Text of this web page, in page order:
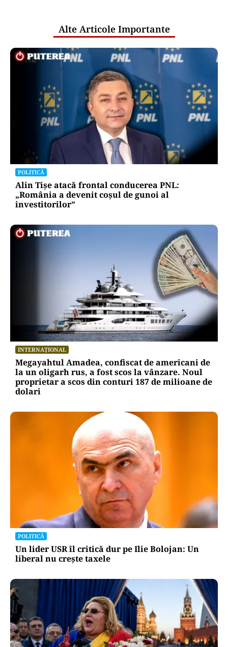
Alte Articole Importante
POLITICĂ
Alin Tișe atacă frontal conducerea PNL:
„România a devenit coșul de gunoi al
investitorilor”
INTERNAȚIONAL
Megayahtul Amadea, confiscat de americani de
la un oligarh rus, a fost scos la vânzare. Noul
proprietar a scos din conturi 187 de milioane de
dolari
POLITICĂ
Un lider USR îl critică dur pe Ilie Bolojan: Un
liberal nu crește taxele